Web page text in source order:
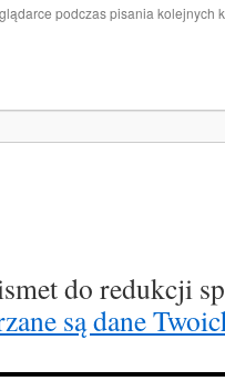
podczas pisania kolejnych
do redukcji
są dane